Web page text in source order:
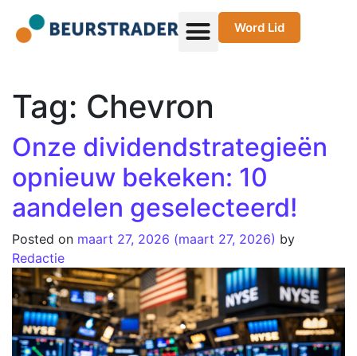
Word Lid
Tag: Chevron
Onze dividendstrategieën
opnieuw bekeken: 10
aandelen geselecteerd!
Posted on maart 27, 2026 (maart 27, 2026) by
Redactie